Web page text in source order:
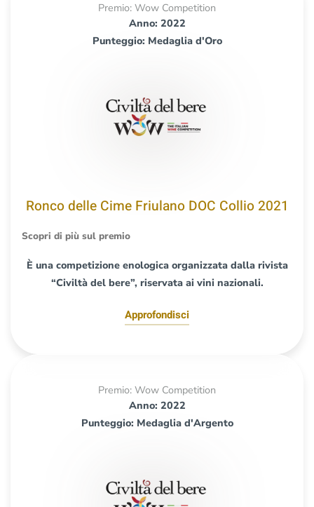
Premio: Wow Competition
Anno: 2022
Punteggio: Medaglia d'Oro
Ronco delle Cime Friulano DOC Collio 2021
Scopri di più sul premio
È una competizione enologica organizzata dalla rivista
“Civiltà del bere”, riservata ai vini nazionali.
Approfondisci
Premio: Wow Competition
Anno: 2022
Punteggio: Medaglia d'Argento